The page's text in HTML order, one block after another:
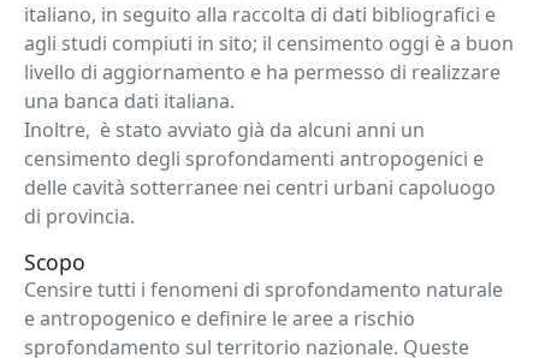
italiano, in seguito alla raccolta di dati bibliografici e
agli studi compiuti in sito; il censimento oggi è a buon
livello di aggiornamento e ha permesso di realizzare
una banca dati italiana.
Inoltre, è stato avviato già da alcuni anni un
censimento degli sprofondamenti antropogenici e
delle cavità sotterranee nei centri urbani capoluogo
di provincia.
Scopo
Censire tutti i fenomeni di sprofondamento naturale
e antropogenico e definire le aree a rischio
sprofondamento sul territorio nazionale. Queste